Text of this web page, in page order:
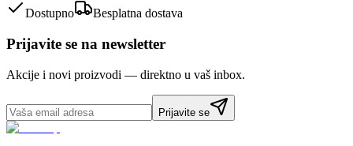
Dostupno
Besplatna dostava
Prijavite se na newsletter
Akcije i novi proizvodi — direktno u vaš inbox.
Prijavite se